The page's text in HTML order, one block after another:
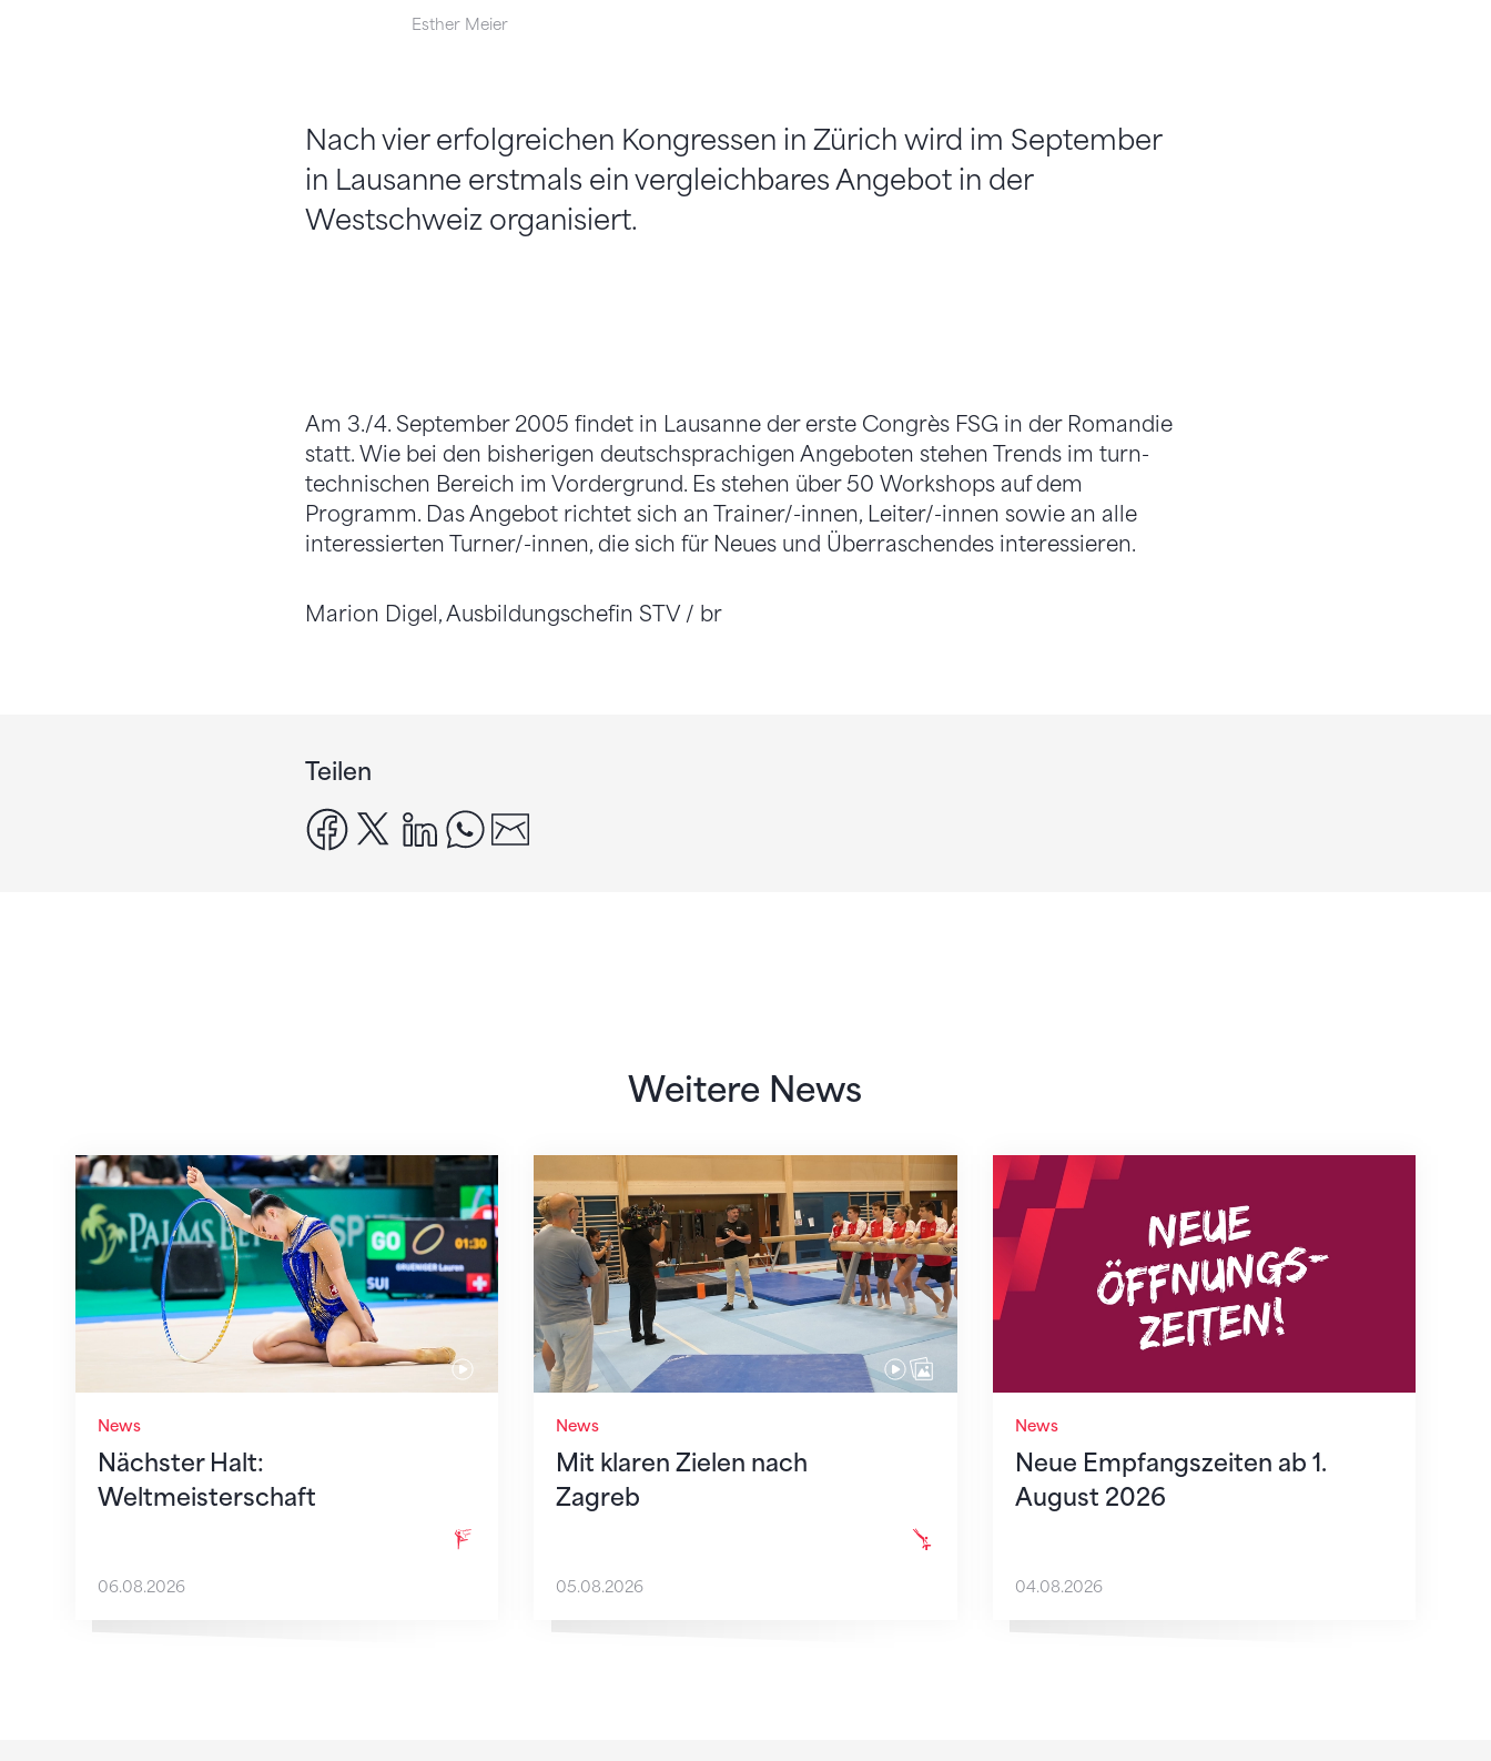
Esther Meier
Nach vier erfolgreichen Kongressen in Zürich wird im September
in Lausanne erstmals ein vergleichbares Angebot in der
Westschweiz organisiert.
Am 3./4. September 2005 findet in Lausanne der erste Congrès FSG in der Romandie
statt. Wie bei den bisherigen deutschsprachigen Angeboten stehen Trends im turn-
technischen Bereich im Vordergrund. Es stehen über 50 Workshops auf dem
Programm. Das Angebot richtet sich an Trainer/-innen, Leiter/-innen sowie an alle
interessierten Turner/-innen, die sich für Neues und Überraschendes interessieren.
Marion Digel, Ausbildungschefin STV / br
Teilen
facebook
x linkedinwhatsapp
Weitere News
News
Nächster Halt:
Weltmeisterschaft
Nächster Halt: Weltmeisterschaft
06.08.2026
News
Mit klaren Zielen nach
Zagreb
Mit klaren Zielen nach Zagreb
05.08.2026
News
Neue Empfangszeiten ab 1.
August 2026
Neue Empfangszeiten ab 1. August 2026
04.08.2026